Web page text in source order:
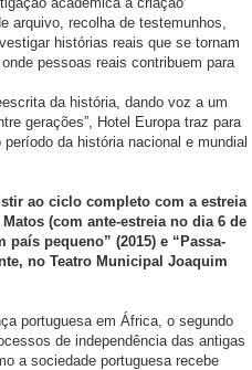
arquivo, recolha de testemunhos,
histórias reais que se tornam
pessoas reais contribuem para
da história, dando voz a um
gerações”, Hotel Europa traz para
da história nacional e mundial
ao ciclo completo com a estreia
(com ante-estreia no dia 6 de
pequeno” (2015) e “Passa-
no Teatro Municipal Joaquim
portuguesa em África, o segundo
de independência das antigas
a sociedade portuguesa recebe